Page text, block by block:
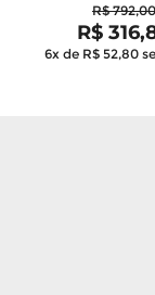
R$ 792,00
R$
6x de R$ 52,80